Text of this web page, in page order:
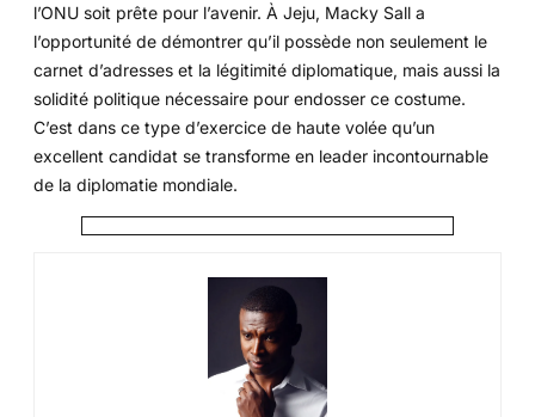
l’ONU soit prête pour l’avenir. À Jeju, Macky Sall a
l’opportunité de démontrer qu’il possède non seulement le
carnet d’adresses et la légitimité diplomatique, mais aussi la
solidité politique nécessaire pour endosser ce costume.
C’est dans ce type d’exercice de haute volée qu’un
excellent candidat se transforme en leader incontournable
de la diplomatie mondiale.